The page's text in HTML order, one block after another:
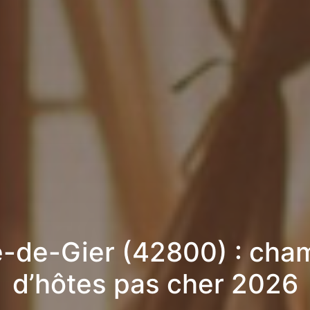
de-Gier (42800) :
d’hôtes pas cher 2026